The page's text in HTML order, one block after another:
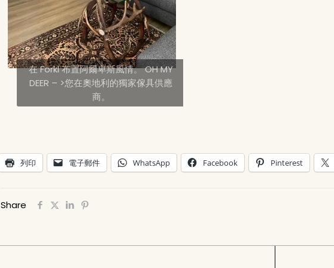
在 Forkl 布置阿爾卑斯風情。 OH MY
DEER – >您在奧地利的獨家傢具供應
商。
列印 電子郵件 WhatsApp Facebook Pinterest
Share